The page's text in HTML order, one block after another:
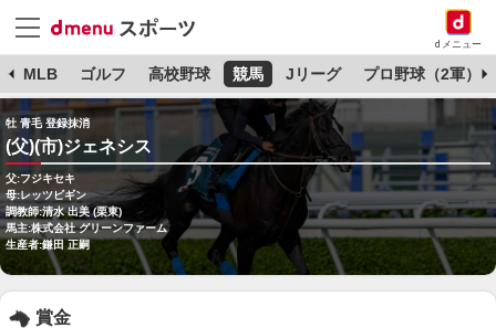
dメニュー
MLB ゴルフ 高校野球 競馬 Jリーグ プロ野球（2軍）
牡 青毛 登録抹消
(父)(市)ジェネシス
父:フジキセキ
母:レッツビギン
調教師:清水 出美 (栗東)
馬主:株式会社 グリーンファーム
生産者:鎌田 正嗣
賞金